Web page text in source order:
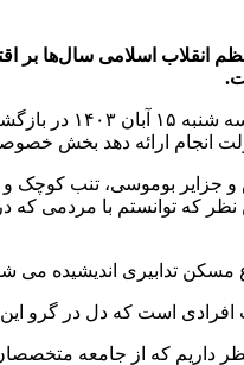
اسلامی سال‌ها بر
به گزارش
انجام ارائه دهد بخش
بوموسی، تنب کوچک
نظر که توانستم با
تدابیری اندیشیده می شود
امروز کلنگ ۱۱۰ واحد را زدیم اما
کرد: برای ساخت ۱۱۰ واحد مسکونی